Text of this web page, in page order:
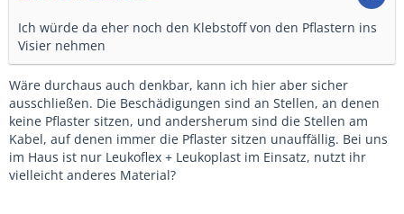
Ich würde da eher noch den Klebstoff von den Pflastern ins
Visier nehmen
Wäre durchaus auch denkbar, kann ich hier aber sicher
ausschließen. Die Beschädigungen sind an Stellen, an denen
keine Pflaster sitzen, und andersherum sind die Stellen am
Kabel, auf denen immer die Pflaster sitzen unauffällig. Bei uns
im Haus ist nur Leukoflex + Leukoplast im Einsatz, nutzt ihr
vielleicht anderes Material?